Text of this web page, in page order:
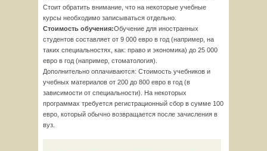
Стоит обратить внимание, что на некоторые учебные
курсы необходимо записываться отдельно.
Стоимость обучения:Обучение для иностранных
студентов составляет от 9 000 евро в год (например, на
таких специальностях, как: право и экономика) до 25 000
евро в год (например, стоматология).
Дополнительно оплачиваются: Стоимость учебников и
учебных материалов от 200 до 800 евро в год (в
зависимости от специальности). На некоторых
программах требуется регистрационный сбор в сумме 100
евро, который обычно возвращается после зачисления в
вуз.